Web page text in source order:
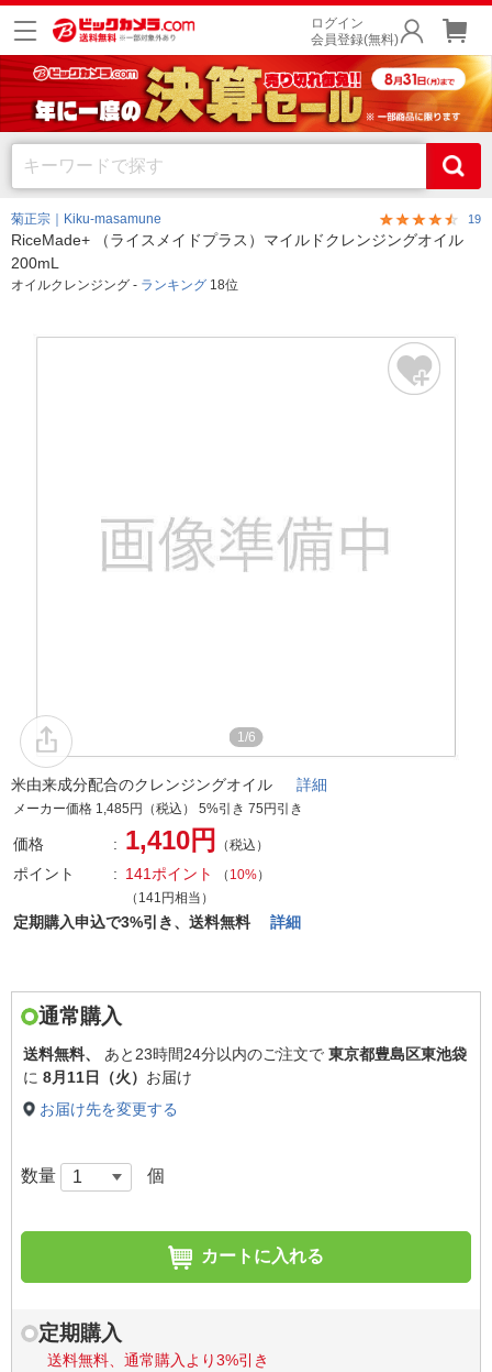
ログイン
会員登録(無料)
菊正宗｜Kiku-masamune 19
RiceMade+ （ライスメイドプラス）マイルドクレンジングオイル
200mL
オイルクレンジング - ランキング 18位
1/6
米由来成分配合のクレンジングオイル 詳細
メーカー価格 1,485円（税込） 5%引き 75円引き
価格 1,410円 （税込）
ポイント 141ポイント （ 10%）
（141円相当）
定期購入申込で3%引き、送料無料 詳細
通常購入
送料無料、 あと 23時間24分以内のご注文で 東京都豊島区東池袋
に 8月11日（火） お届け
お届け先を変更する
数量 個
カートに入れる
定期購入
送料無料、通常購入より3%引き